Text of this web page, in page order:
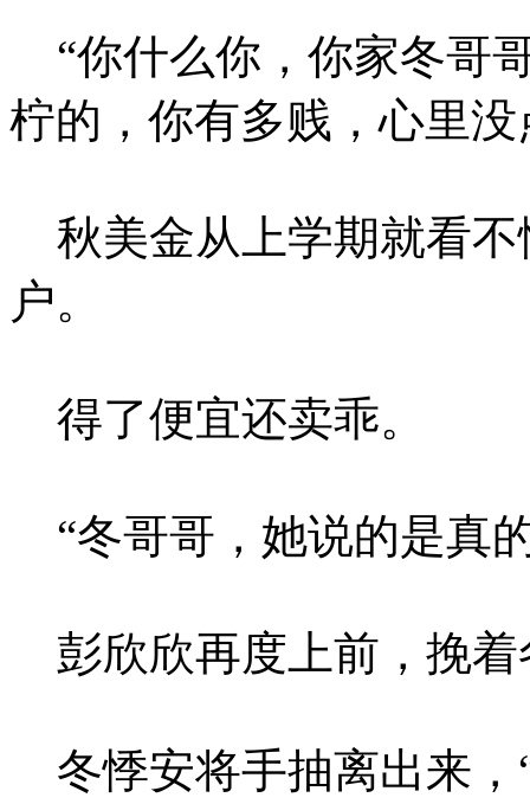
“你什么你，你家冬哥
柠的，你有多贱，心里没
秋美金从上学期就看不
户。
得了便宜还卖乖。
“冬哥哥，她说的是真
彭欣欣再度上前，挽着
冬悸安将手抽离出来，